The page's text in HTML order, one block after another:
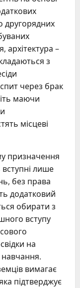
другорядних
архітектура –
з
через брак
маючи
місцеві
призначення
лише
без права
додатковий
обирати з
вступу
на
вимагає
підтверджує